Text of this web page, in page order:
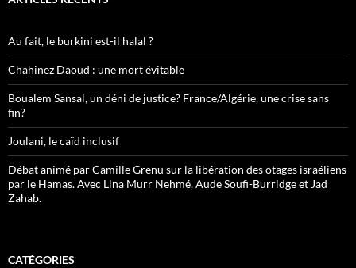
Au fait, le burkini est-il halal ?
Chahinez Daoud : une mort évitable
Boualem Sansal, un déni de justice? France/Algérie, une crise sans
fin?
Joulani, le caïd inclusif
Débat animé par Camille Grenu sur la libération des otages israéliens
par le Hamas. Avec Lina Murr Nehmé, Aude Soufi-Burridge et Jad
Zahab.
CATÉGORIES